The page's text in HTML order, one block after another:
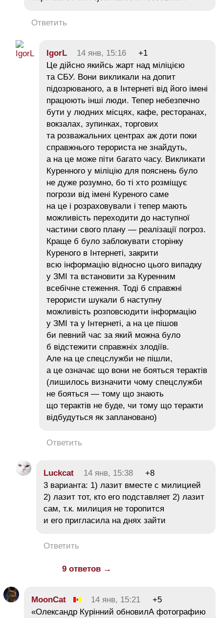
Ответить
IgorL 14 янв, 15:16
+1
Це дійсно якийсь жарт над міліцією
та СБУ. Вони викликали на допит
підозрюваного, а в Інтернеті від його імені
працюють інші люди. Тепер небезпечно
бути у людних місцях, кафе, ресторанах,
вокзалах, зупинках, торгових
та розважальних центрах аж доти поки
справжнього терориста не знайдуть,
а на це може піти багато часу. Викликати
Куренного у міліцію для пояснень було
не дуже розумно, бо ті хто розміщує
погрози від імені Куреного саме
на це і розраховували і тепер мають
можливість переходити до наступної
частини свого плану — реалізації погроз.
Краще б було заблокувати сторінку
Куреного в Інтернеті, закрити
всю інформацію відносно цього випадку
у ЗМІ та встановити за Куренним
всебічне стеження. Тоді б справжні
терористи шукали б наступну
можливість розповсюдити інформацію
у ЗМІ та у Інтернеті, а на це пішов
би певний час за який можна було
б відстежити справжніх злодіїв.
Але на це спецслужби не пішли,
а це означає що вони не бояться терактів
(лишилось визначити чому спецслужби
не бояться — тому що знають
що терактів не буде, чи тому що теракти
відбудуться як заплановано)
Ответить
Luckcat 14 янв, 15:38
+8
3 варианта: 1) лазит вместе с милицией
2) лазит тот, кто его подставляет 2) лазит
сам, т.к. милиция не торопится
и его пригласила на днях зайти
Ответить
9 ответов →
MoonCat 14 янв, 15:21
+5
«Олександр Курінний обновилА фотографию